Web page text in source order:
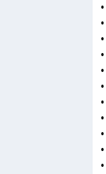
•
•
•
•
•
•
•
•
•
•
•